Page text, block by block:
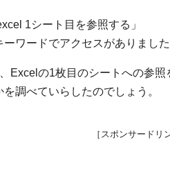
1シート目を参照する」
ーワードでアクセスがありまし
Excelの1枚目のシートへの参
調べていらしたのでしょう。
［スポンサードリ